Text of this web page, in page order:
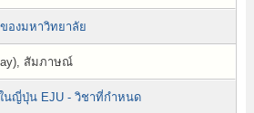
องมหาวิทยาลัย
สัมภาษณ์
นญี่ปุ่น EJU - วิชาที่กำหนด